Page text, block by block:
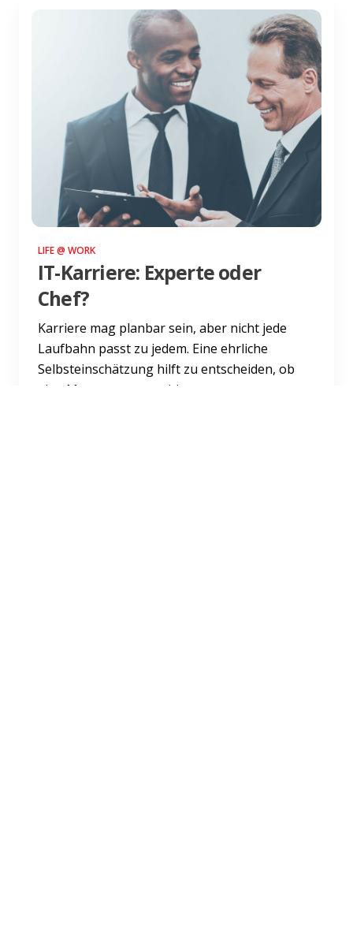
LIFE @ WORK
IT-Karriere: Experte oder
Chef?
Karriere mag planbar sein, aber nicht jede
Laufbahn passt zu jedem. Eine ehrliche
Selbsteinschätzung hilft zu entscheiden, ob
eine Managementposition...